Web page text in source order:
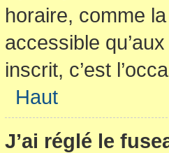
horaire, comme
accessible
inscrit, c’est
Haut
J’ai réglé le